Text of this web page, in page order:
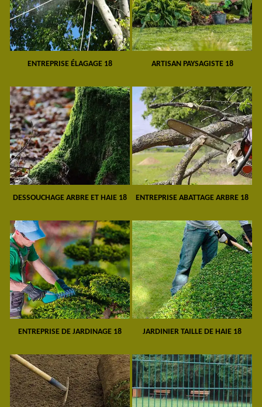
ENTREPRISE ÉLAGAGE 18 ARTISAN PAYSAGISTE 18
DESSOUCHAGE ARBRE ET HAIE 18 ENTREPRISE ABATTAGE ARBRE 18
ENTREPRISE DE JARDINAGE 18 JARDINIER TAILLE DE HAIE 18